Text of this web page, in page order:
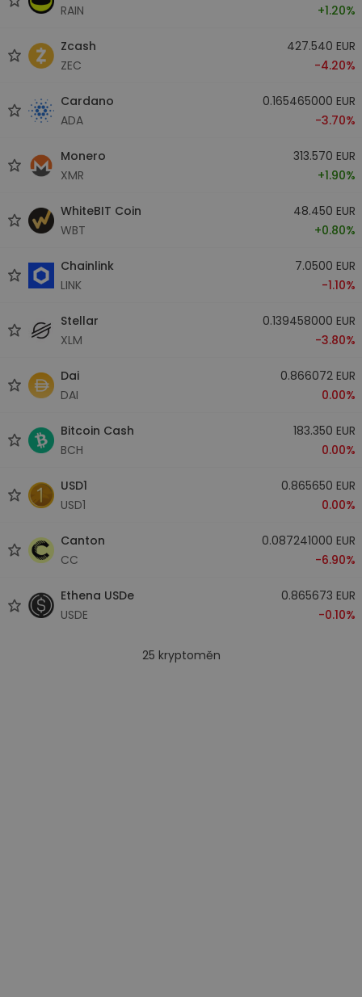
RAIN
+1.20%
Zcash
ZEC
427.540 EUR
-4.20%
Cardano
ADA
0.165465000 EUR
-3.70%
Monero
XMR
313.570 EUR
+1.90%
WhiteBIT Coin
WBT
48.450 EUR
+0.80%
Chainlink
LINK
7.0500 EUR
-1.10%
Stellar
XLM
0.139458000 EUR
-3.80%
Dai
DAI
0.866072 EUR
0.00%
Bitcoin Cash
BCH
183.350 EUR
0.00%
USD1
USD1
0.865650 EUR
0.00%
Canton
CC
0.087241000 EUR
-6.90%
Ethena USDe
USDE
0.865673 EUR
-0.10%
25 kryptoměn